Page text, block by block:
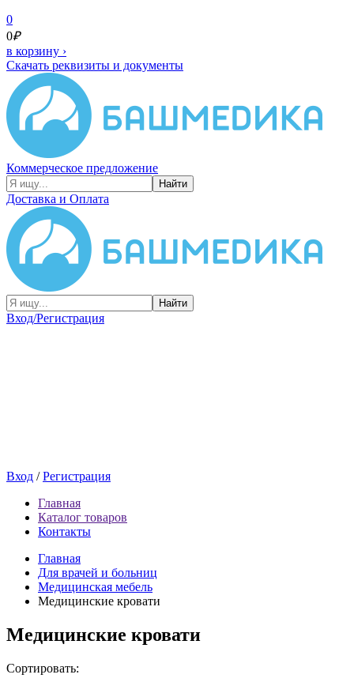
0
0₽
в корзину ›
Скачать реквизиты и документы
Коммерческое предложение
Найти
Доставка и Оплата
Найти
Вход/Регистрация
Вход /Регистрация
Главная
Каталог товаров
Контакты
Главная
Для врачей и больниц
Медицинская мебель
Медицинские кровати
Медицинские кровати
Сортировать: